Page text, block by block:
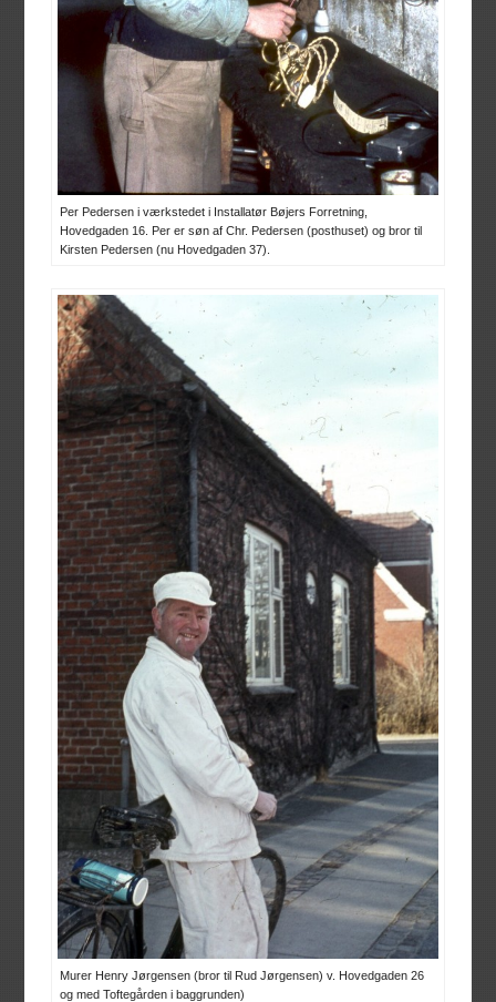
Per Pedersen i værkstedet i Installatør Bøjers Forretning,
Hovedgaden 16. Per er søn af Chr. Pedersen (posthuset) og bror til
Kirsten Pedersen (nu Hovedgaden 37).
Murer Henry Jørgensen (bror til Rud Jørgensen) v. Hovedgaden 26
og med Toftegården i baggrunden)